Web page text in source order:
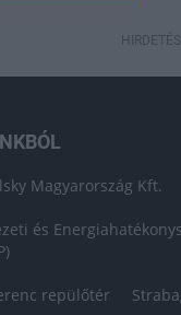
HIRDETÉS
Magyarország Kft.
és
repülőtér